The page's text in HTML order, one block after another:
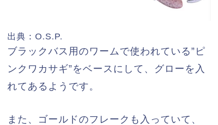
出典：O.S.P.
ブラックバス用のワームで使われている”ピ
ンクワカサギ”をベースにして、グローを入
れてあるようです。
また、ゴールドのフレークも入っていて、